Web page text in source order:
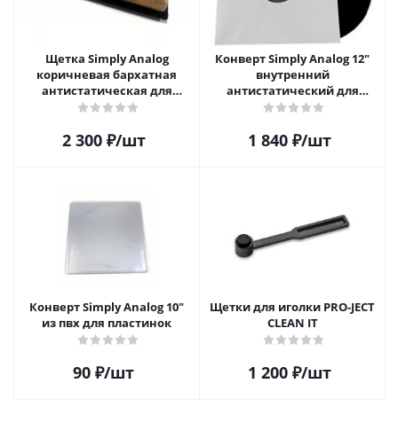
Щетка Simply Analog
коричневая бархатная
антистатическая для
чистки виниловых
2 300₽/шт
Конверт Simply Analog 12"
внутренний
антистатический для
пластинок (25шт)
1 840₽/шт
Конверт Simply Analog 10"
из пвх для пластинок
90 ₽/шт
Щетки для иголки PRO-JECT
CLEAN IT
1 200₽/шт